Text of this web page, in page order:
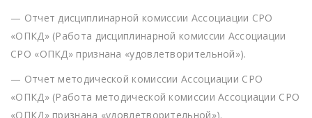
— Отчет дисциплинарной комиссии Ассоциации СРО
«ОПКД» (Работа дисциплинарной комиссии Ассоциации
СРО «ОПКД» признана «удовлетворительной»).
— Отчет методической комиссии Ассоциации СРО
«ОПКД» (Работа методической комиссии Ассоциации СРО
«ОПКД» признана «удовлетворительной»).